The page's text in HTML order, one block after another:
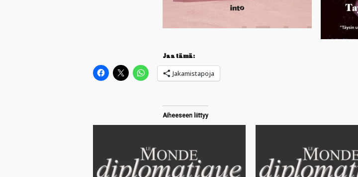
Jaa tämä:
Jakamistapoja
Aiheeseen liittyy